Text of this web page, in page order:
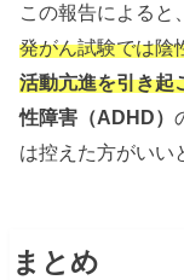
この報告によると
発がん試験では陰
活動亢進を引き起
性障害（ADHD）
は控えた方がいい
まとめ